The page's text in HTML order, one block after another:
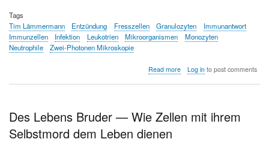
Tags
Tim Lämmermann
Entzündung Fresszellen Granulozyten
Immunantwort
Immunzellen
Infektion Leukotrien Mikroorganismen
Monozyten
Neutrophile
Zwei-Photonen Mikroskopie
Read moreabout
angeborenen
Log into post comments
Des Lebens Bruder — Wie Zellen mit ihrem
Selbstmord dem Leben dienen